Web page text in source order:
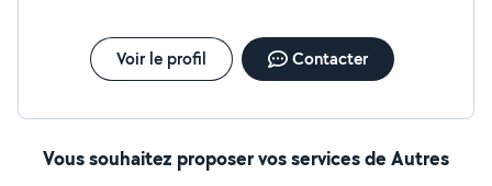
Voir le profil Contacter
Vous souhaitez proposer vos services de Autres